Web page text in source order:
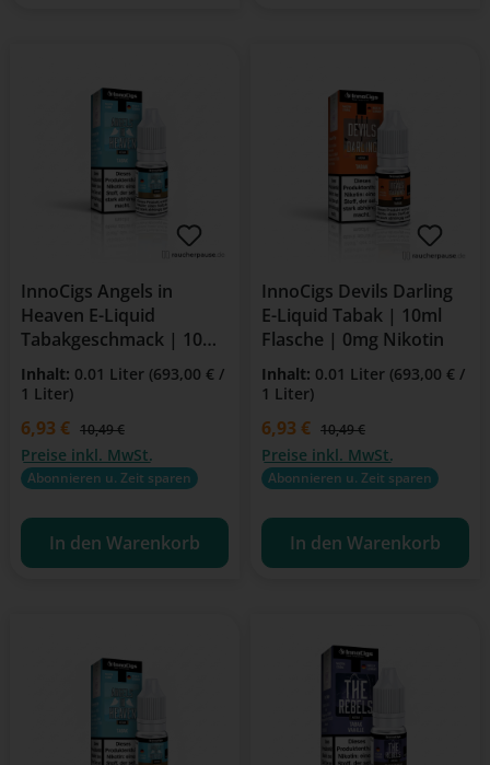
InnoCigs Angels in
Heaven E-Liquid
Tabakgeschmack | 10ml
Flasche | 3mg Nikotin |
Für E-Zigaretten &
Inhalt: 0.01 Liter (693,00 € /
1 Liter)
Verkaufspreis:
6,93 € Regulärer Preis:
10,49 €
Preise inkl. MwSt.
Abonnieren u. Zeit sparen
In den Warenkorb
InnoCigs Devils Darling
E-Liquid Tabak | 10ml
Flasche | 0mg Nikotin
Inhalt: 0.01 Liter (693,00 € /
1 Liter)
Verkaufspreis:
6,93 € Regulärer Preis:
10,49 €
Preise inkl. MwSt.
Abonnieren u. Zeit sparen
In den Warenkorb